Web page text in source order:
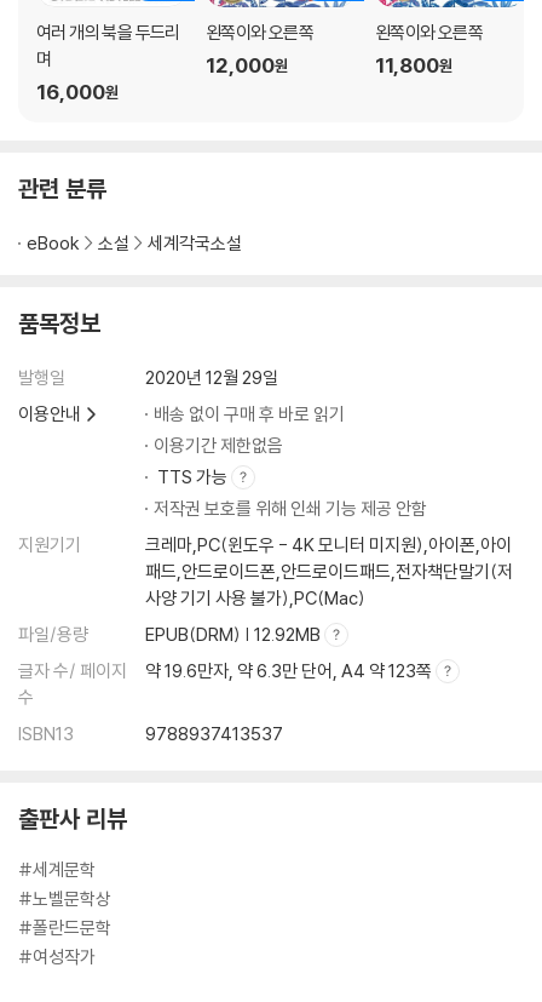
이를 심란하게 만들지만, 동시에 묘하게 친근한 매력을 갖고 있다. ‘인간’의
연민에 대한 고찰과 상상을 초월한 살인 사건의 미스터리가 여기에 있다.
―『Strange Bodies』의 저자 마르셀 서루
재의 기묘함이 번뜩이는, 너무도 강렬하면서, 끝없이 생각하게 만드는 소
―『The End We Start From』의 저자 메건 헌터
가벼운 듯하지만, 반짝이는 영감으로 가득하고, 섬세하면서도 열정으로
― 이탈리아 신문《가제타 디 만토바》
가벼운 문학적 형태에 위대한 철학적 소재를 접목시키는 빛나는 재능으로
인해 토카르추크는 움베르토 에코에 자주 비교되곤 했다. 이 소설이 그 대
표적인 예다.
ⓒ민음사, 2020
여러 개의 북을 두드리
며
16,000원
왼쪽이와 오른쪽
12,000원
왼쪽이와 오른쪽
11,800원
관련 분류
eBook 소설 세계각국소설
품목정보
발행일
2020년 12월 29일
이용안내
배송 없이 구매 후 바로 읽기
이용기간 제한없음
TTS 가능
저작권 보호를 위해 인쇄 기능 제공 안함
지원기기
크레마,PC(윈도우 - 4K 모니터 미지원),아이폰,아이
패드,안드로이드폰,안드로이드패드,전자책단말기(저
사양 기기 사용 불가),PC(Mac)
파일/용량
EPUB(DRM) | 12.92MB
글자 수/ 페이지
수
약 19.6만자, 약 6.3만 단어, A4 약 123쪽
ISBN13 9788937413537
출판사 리뷰
#세계문학
#노벨문학상
#폴란드문학
#여성작가